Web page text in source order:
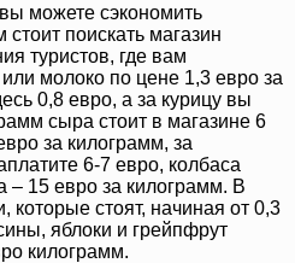
можете сэкономить
поискать магазин
туристов, где вам
молоко по цене 1,3 евро за
0,8 евро, а за курицу вы
сыра стоит в магазине 6
за килограмм, за
6-7 евро, колбаса
– 15 евро за килограмм. В
стоят, начиная от 0,3
яблоки и грейпфрут
килограмм.